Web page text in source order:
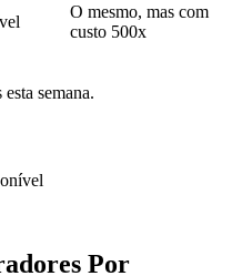
O mesmo, mas com
custo 500x
semana.
Por